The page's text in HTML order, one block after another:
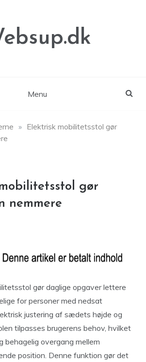
Menu
» Elektrisk mobilitetsstol gør
gør
nemmere
gør daglige opgaver lettere
for personer med nedsat
justering af sædets højde og
tilpasses brugerens behov, hvilket
behagelig overgang mellem
position. Denne funktion gør det